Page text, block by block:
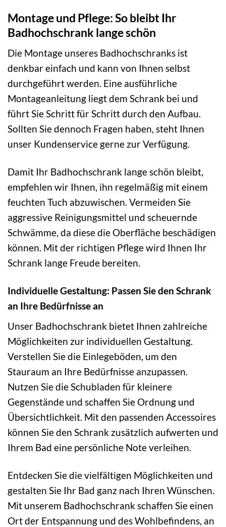
Montage und Pflege: So bleibt Ihr
Badhochschrank lange schön
Die Montage unseres Badhochschranks ist
denkbar einfach und kann von Ihnen selbst
durchgeführt werden. Eine ausführliche
Montageanleitung liegt dem Schrank bei und
führt Sie Schritt für Schritt durch den Aufbau.
Sollten Sie dennoch Fragen haben, steht Ihnen
unser Kundenservice gerne zur Verfügung.
Damit Ihr Badhochschrank lange schön bleibt,
empfehlen wir Ihnen, ihn regelmäßig mit einem
feuchten Tuch abzuwischen. Vermeiden Sie
aggressive Reinigungsmittel und scheuernde
Schwämme, da diese die Oberfläche beschädigen
können. Mit der richtigen Pflege wird Ihnen Ihr
Schrank lange Freude bereiten.
Individuelle Gestaltung: Passen Sie den Schrank
an Ihre Bedürfnisse an
Unser Badhochschrank bietet Ihnen zahlreiche
Möglichkeiten zur individuellen Gestaltung.
Verstellen Sie die Einlegeböden, um den
Stauraum an Ihre Bedürfnisse anzupassen.
Nutzen Sie die Schubladen für kleinere
Gegenstände und schaffen Sie Ordnung und
Übersichtlichkeit. Mit den passenden Accessoires
können Sie den Schrank zusätzlich aufwerten und
Ihrem Bad eine persönliche Note verleihen.
Entdecken Sie die vielfältigen Möglichkeiten und
gestalten Sie Ihr Bad ganz nach Ihren Wünschen.
Mit unserem Badhochschrank schaffen Sie einen
Ort der Entspannung und des Wohlbefindens, an